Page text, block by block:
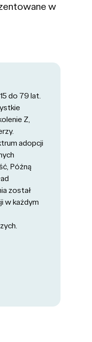
w
do 79 lat.
Z,
adopcji
Późną
został
w każdym